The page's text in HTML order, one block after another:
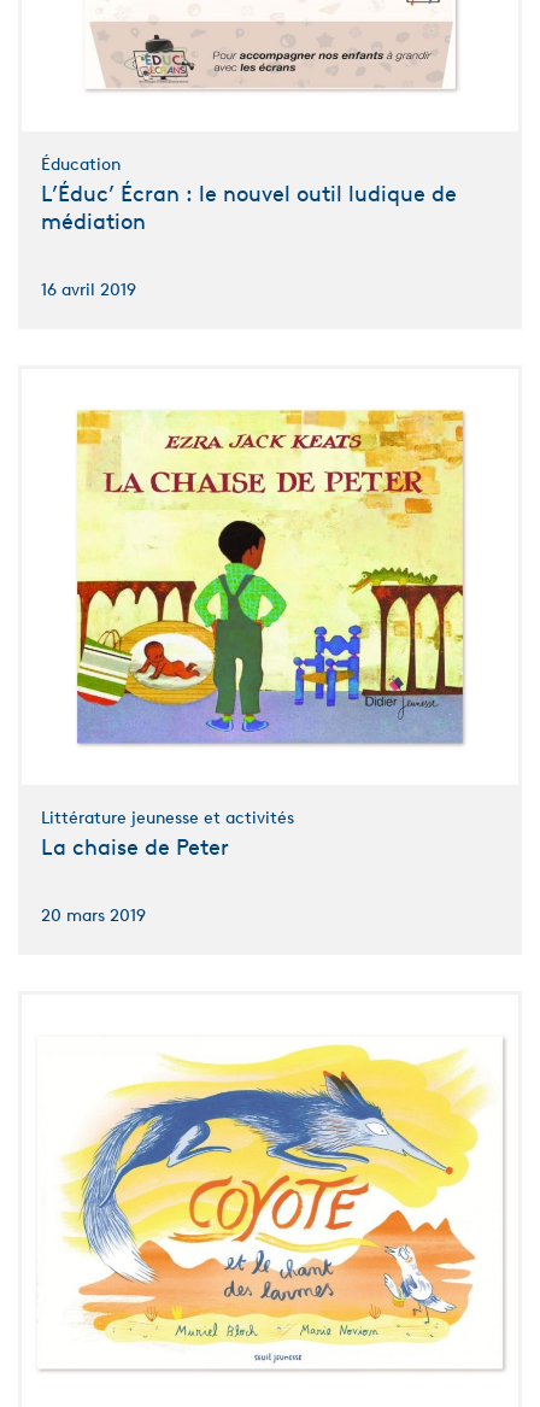
Éducation
L’Éduc’ Écran : le nouvel outil ludique de
médiation
16 avril 2019
Littérature jeunesse et activités
La chaise de Peter
20 mars 2019